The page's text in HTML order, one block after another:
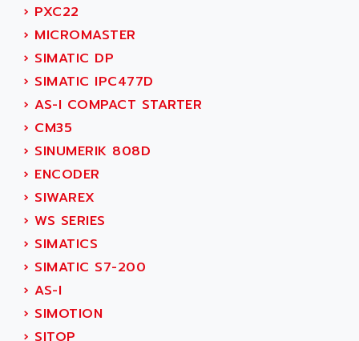
NT3
CYBER 4000
RPX30
SINUMERIK 820/
LOGO
SIMATIC MULTIPANEL
CL200
DIGIVEX
PWE
CL300
SIMOVERT MASTERDRIVES
C100
SIMATIC TP
BT
ALLEN BRADLEY
ALLEN CODIERGERATE GMBH
ALLEN CODING SYSTEMS
ALLEN SYSTEMS
ALLIANCE INSTRUMENTS
ALLIANCE MEMORY
ALLIED TELESIS
ALLIED TELESYN
ALLIED VISION
ALLIGATOR
ALLISON
ALLISON TRANSMISSION
ALMA
› PXC22
› MICROMASTER
› SIMATIC DP
› SIMATIC IPC477D
› AS-I COMPACT STARTER
› CM35
› SINUMERIK 808D
› ENCODER
› SIWAREX
› WS SERIES
› SIMATICS
› SIMATIC S7-200
› AS-I
› SIMOTION
› SITOP